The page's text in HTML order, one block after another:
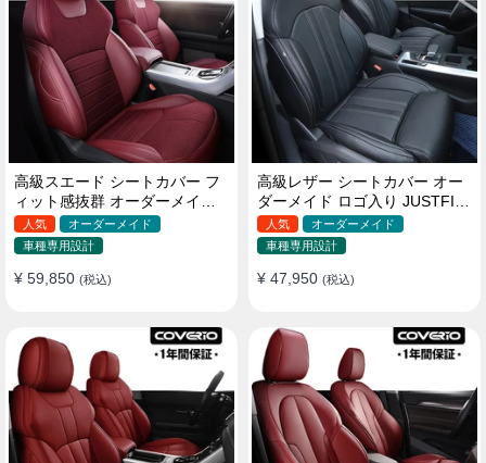
高級スエード シートカバー フ
ィット感抜群 オーダーメイド
耐久性 オシャレ 全席セット
人気
オーダーメイド
車種専用設計
¥ 59,850 (税込)
高級レザー シートカバー オー
ダーメイド ロゴ入り JUSTFIT
保証 耐摩耗性 全席セット
人気
オーダーメイド
車種専用設計
¥ 47,950 (税込)